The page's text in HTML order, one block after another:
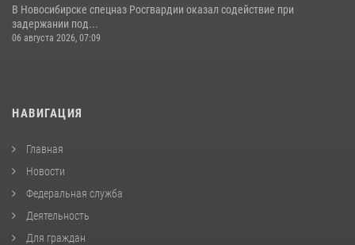
В Новосибирске спецназ Росгвардии оказал содействие при
задержании под...
06 августа 2026, 07:09
НАВИГАЦИЯ
Главная
Новости
Федеральная служба
Деятельность
Для граждан